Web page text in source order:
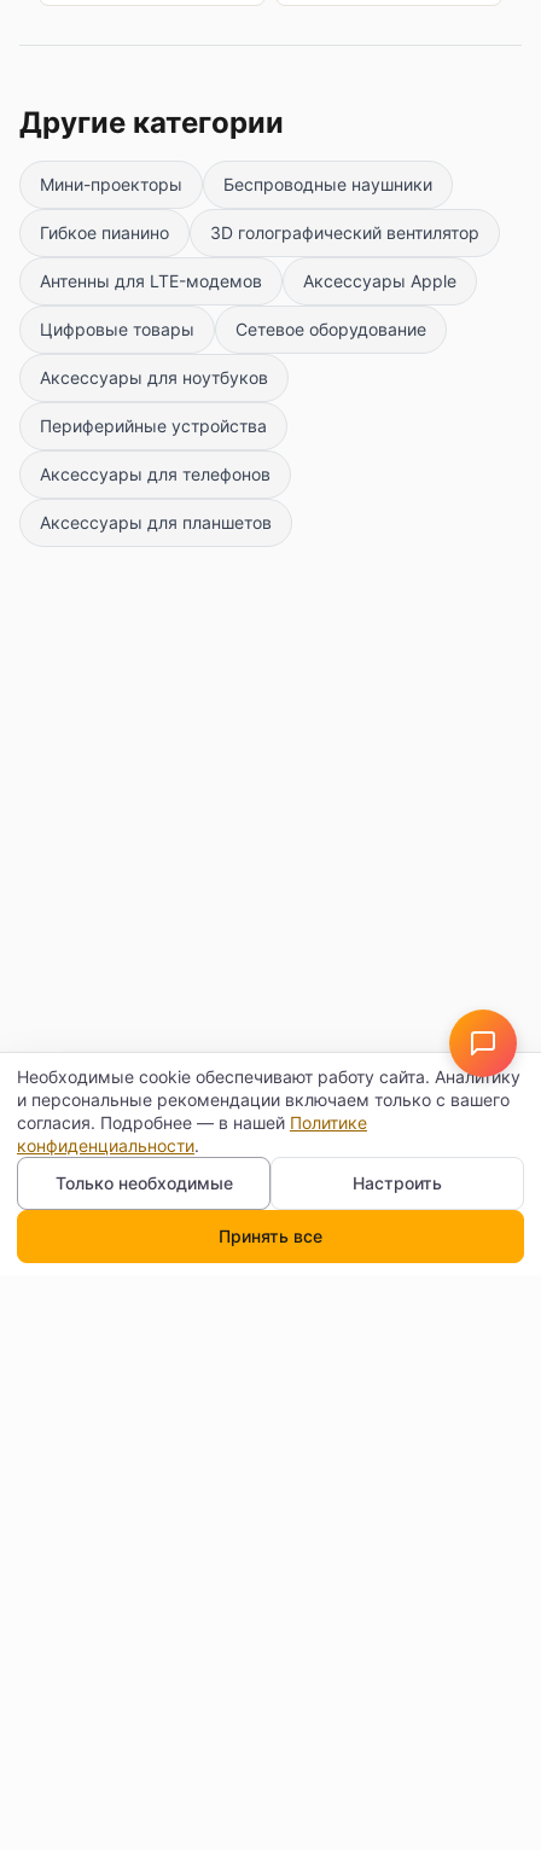
Другие категории
Мини-проекторы Беспроводные наушники
Гибкое пианино 3D голографический вентилятор
Антенны для LTE-модемов Аксессуары Apple
Цифровые товары Сетевое оборудование
Аксессуары для ноутбуков
Периферийные устройства
Аксессуары для телефонов
Аксессуары для планшетов
Необходимые cookie обеспечивают работу сайта. Аналитику
и персональные рекомендации включаем только с вашего
согласия. Подробнее — в нашей Политике
конфиденциальности.
Только необходимые
Настроить
Принять все